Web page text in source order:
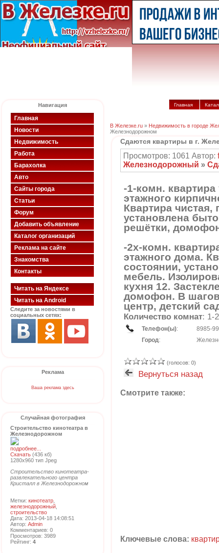
Навигация
Главная
Новости
Недвижимость
Работа
Барахолка
Авто
Сайты города
Статьи
Форум
Добавить объявление
Каталог организаций
Реклама на сайте
Знакомства
Контакты
Читать на Яндексе
Читать на Android
Следите за новостями в
социальных сетях:
Реклама
Ваша реклама здесь
Случайная фотография
Строительство кинотеатра в
Железнодорожном
подробнее...
Скачать (436 кб)
1280x960 тип Jpeg
Строительство кинотеатра-
развлекательного центра
Кристалл в Железнодорожном
Метки: кинотеатр
железнодорожный
строительство
Дата: 2013-04-18 14:08:51
Автор: Admin
Комментариев: 0
Просмотров: 3989
Рейтинг: 4
Главная
В Железке.ru » Недвижимость в городе
Железнодорожном
Сдаются квартиры в г.
Просмотров: 1061 Автор:
Железнодорожный »
-1-комн.
этажного
Квартира
установлена
решётки,
-2х-комн.
этажного дома.
состоянии,
мебель.
кухня 12.
домофон. В
центр, детский
Количество комнат: 1-2
Телефон(ы):
8985-
Город:
(голосов: 0)
Вернуться назад
Смотрите также:
Ключевые слова: